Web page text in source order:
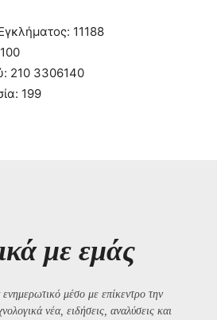
11188
210 3306140
199
με εμάς
μέσο με επίκεντρο την
νέα, ειδήσεις, αναλύσεις και